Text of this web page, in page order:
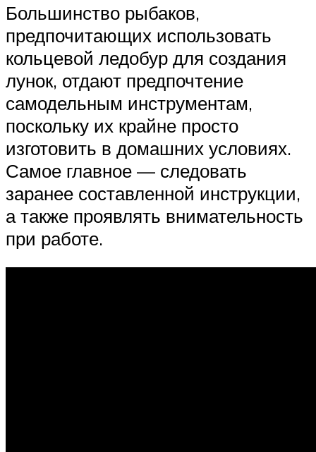
Большинство рыбаков,
предпочитающих использовать
кольцевой ледобур для создания
лунок, отдают предпочтение
самодельным инструментам,
поскольку их крайне просто
изготовить в домашних условиях.
Самое главное — следовать
заранее составленной инструкции,
а также проявлять внимательность
при работе.